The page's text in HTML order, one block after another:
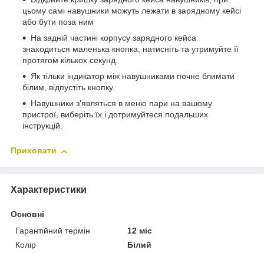
цьому самі навушники можуть лежати в зарядному кейсі
або бути поза ним
На задній частині корпусу зарядного кейса
знаходиться маленька кнопка, натисніть та утримуйте її
протягом кількох секунд.
Як тільки індикатор між навушниками почне блимати
білим, відпустіть кнопку.
Навушники з'являться в меню пари на вашому
пристрої, виберіть їх і дотримуйтеся подальших
інструкцій.
Приховати
Характеристики
Основні
Гарантійний термін
12 міс
Колір
Білий